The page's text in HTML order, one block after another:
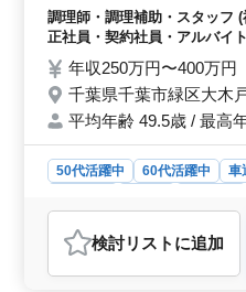
る方もご応
待ちしてお
調理師・調理補助・スタッフ
正社員・契約社員・アルバイ
年収250万円〜400万
千葉県千葉市緑区大木
平均年齢 49.5歳 / 最高
50代活躍中 60代活躍中 車
調理師
おすすめポイント
＜働きやすさ＞ この求人
検討リスト に追加